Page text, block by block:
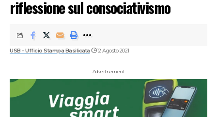
riflessione sul consociativismo
USB - Ufficio Stampa Basilicata 12 Agosto 2021
- Advertisement -